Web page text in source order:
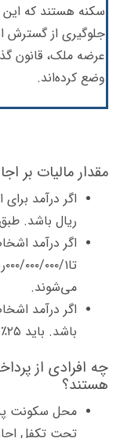
سکنه هستند که این
جلوگیری از گسترش
عرضه ملک، قانون
وضع کرده‌اند.
مقدار مالیات بر
ریال باشد. طبق قانون ۱۵٪ مالیات
می‌شوند.
باشد. باید ۲۵٪ مالیات پرداخت کنند.
چه افرادی از
هستند؟
محل سکونت
تحت تکفل